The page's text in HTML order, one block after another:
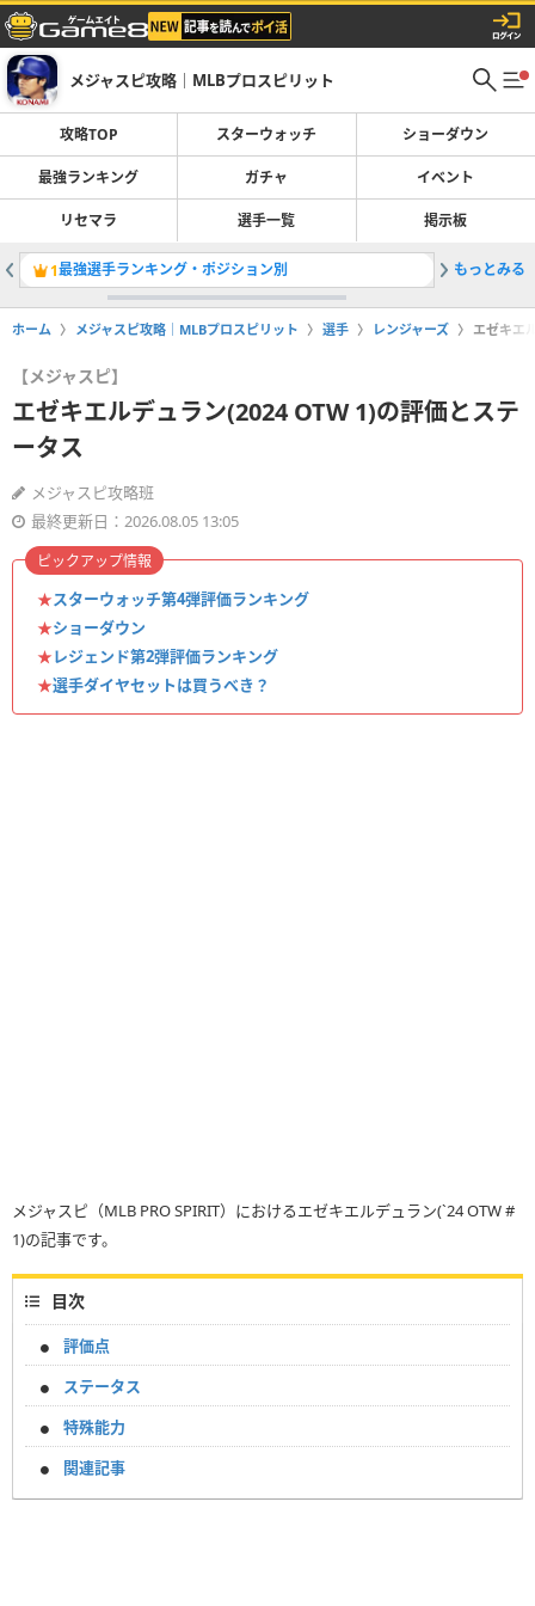
メジャスピ攻略｜MLBプロスピリット
攻略TOP スターウォッチ ショーダウン
最強ランキング ガチャ イベント
リセマラ 選手一覧 掲示板
1最強選手ランキング・ポジション別 2レジェ
もっとみる
ホーム メジャスピ攻略｜MLBプロスピリット 選手 レンジャーズ エゼキエ
【メジャスピ】
エゼキエルデュラン(2024 OTW 1)の評価とステ
ータス
メジャスピ攻略班
最終更新日：2026.08.05 13:05
★スターウォッチ第4弾評価ランキング
★ショーダウン
★レジェンド第2弾評価ランキング
★選手ダイヤセットは買うべき？
ピックアップ情報
メジャスピ（MLB PRO SPIRIT）におけるエゼキエルデュラン(`24 OTW #
1)の記事です。
目次
評価点
ステータス
特殊能力
関連記事